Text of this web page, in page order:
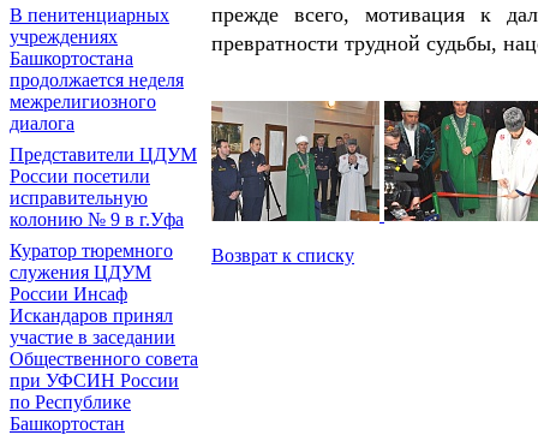
В пенитенциарных
учреждениях
Башкортостана
продолжается неделя
межрелигиозного
диалога
Представители ЦДУМ
России посетили
исправительную
колонию № 9 в г.Уфа
Куратор тюремного
служения ЦДУМ
России Инсаф
Искандаров принял
участие в заседании
Общественного совета
при УФСИН России
по Республике
Башкортостан
прежде всего, мотивация к
превратности трудной судьбы,
Возврат к списку